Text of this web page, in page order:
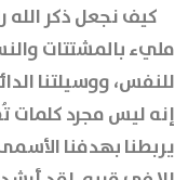
كيف نجعل ذكر الله
مليء بالمشتتات
للنفس، ووسيلتنا
إنه ليس مجرد كلمات
يربطنا بهدفنا